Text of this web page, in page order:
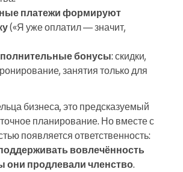
платежи формируют
(«Я уже оплатил — значит,
бонусы: скидки,
занятия только для
бизнеса, это предсказуемый
планирование. Но вместе с
появляется ответственность:
вовлечённость
они продлевали членство.